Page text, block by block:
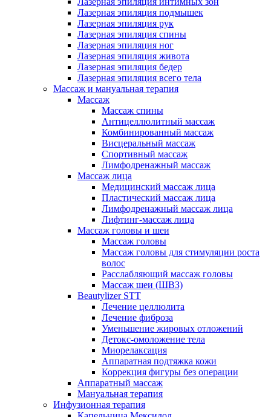
Лазерная эпиляция подмышек
Лазерная эпиляция рук
Лазерная эпиляция спины
Лазерная эпиляция ног
Лазерная эпиляция живота
Лазерная эпиляция бедер
Лазерная эпиляция всего тела
Массаж и мануальная терапия
Массаж
Массаж спины
Антицеллюлитный массаж
Комбинированный массаж
Висцеральный массаж
Спортивный массаж
Лимфодренажный массаж
Массаж лица
Медицинский массаж лица
Пластический массаж лица
Лимфодренажный массаж лица
Лифтинг-массаж лица
Массаж головы и шеи
Массаж головы
Массаж головы для стимуляции роста
волос
Расслабляющий массаж головы
Массаж шеи (ШВЗ)
Beautylizer STT
Лечение целлюлита
Лечение фиброза
Уменьшение жировых отложений
Детокс-омоложение тела
Миорелаксация
Аппаратная подтяжка кожи
Коррекция фигуры без операции
Аппаратный массаж
Мануальная терапия
Инфузионная терапия